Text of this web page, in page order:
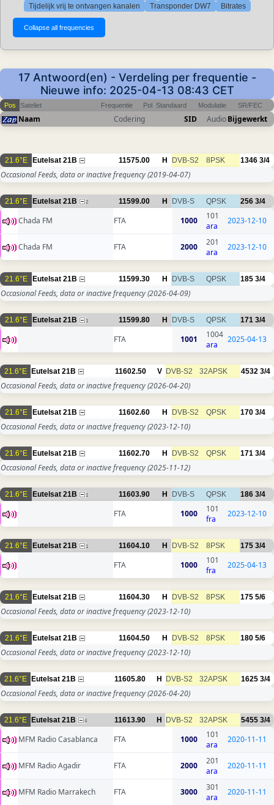
Tijdelijk vrij te ontvangen kanalen
Transponder DW7 Bitrates
17 Antwoord(en) - Verdeling per frequentie -
Nieuwe info: 2025-04-13 08:43 CET
Pos Sateliet Frequentie Pol Standaard Modulatie SR/FEC
Naam Codering SID AudioBijgewerkt
21.6°E Eutelsat 21B 11575.00 H DVB-S2 8PSK 1346 3/4
Occasional Feeds, data or inactive frequency(2019-04-07)
21.6°E Eutelsat 21B 2 11599.00 H DVB-S QPSK 256 3/4
Chada FM FTA 1000
101
ara
2023-12-10
Chada FM FTA 2000
201
ara
2023-12-10
21.6°E Eutelsat 21B 11599.30 H DVB-S QPSK 185 3/4
Occasional Feeds, data or inactive frequency(2026-04-09)
21.6°E Eutelsat 21B 1 11599.80 H DVB-S QPSK 171 3/4
FTA 1001
1004
ara
2025-04-13
21.6°E Eutelsat 21B 11602.50 V DVB-S2 32APSK 4532 3/4
Occasional Feeds, data or inactive frequency(2026-04-20)
21.6°E Eutelsat 21B 11602.60 H DVB-S2 QPSK 170 3/4
Occasional Feeds, data or inactive frequency(2023-12-10)
21.6°E Eutelsat 21B 11602.70 H DVB-S2 QPSK 171 3/4
Occasional Feeds, data or inactive frequency(2025-11-12)
21.6°E Eutelsat 21B 1 11603.90 H DVB-S QPSK 186 3/4
FTA 1000
101
fra
2023-12-10
21.6°E Eutelsat 21B 1 11604.10 H DVB-S2 8PSK 175 3/4
FTA 1000
101
fra
2025-04-13
21.6°E Eutelsat 21B 11604.30 H DVB-S2 8PSK 175 5/6
Occasional Feeds, data or inactive frequency(2023-12-10)
21.6°E Eutelsat 21B 11604.50 H DVB-S2 8PSK 180 5/6
Occasional Feeds, data or inactive frequency(2023-12-10)
21.6°E Eutelsat 21B 11605.80 H DVB-S2 32APSK 1625 3/4
Occasional Feeds, data or inactive frequency(2026-04-20)
21.6°E Eutelsat 21B 4 11613.90 H DVB-S2 32APSK 5455 3/4
MFM Radio Casablanca FTA 1000
101
ara
2020-11-11
MFM Radio Agadir FTA 2000
201
ara
2020-11-11
MFM Radio Marrakech FTA 3000
301
ara
2020-11-11